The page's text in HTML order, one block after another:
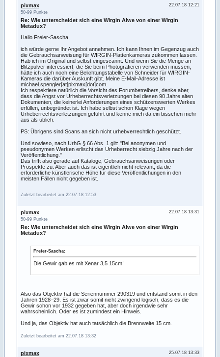
22.07.18 12:21
pixmax
50-99 Punkte
Re: Wie unterscheidet sich eine Wirgin Alwe von einer Wirgin
Metadux?
Hallo Freier-Sascha,
ich würde gerne Ihr Angebot annehmen. Ich kann Ihnen im Gegenzug auch
die Gebrauchsanweisung für WIRGIN-Plattenkameras zukommen lassen.
Hab ich im Original und selbst eingescannt. Und wenn Sie die Menge an
Blitzpulver interessiert, die Sie beim Photografieren verwenden müssen,
hätte ich auch noch eine Belichtungstabelle von Schneider für WIRGIN-
Kameras die darüber Auskunft gibt. Meine E-Mail-Adresse ist
michael.spengler[at]pixmax[dot]com.
Ich respektiere natürlich die Vorsicht des Forumbetreibers, denke aber,
dass die Angst vor Urheberrechtsverletzungen bei diesen 90 Jahre alten
Dokumenten, die keinerlei Anforderungen eines schützenswerten Werkes
erfüllen, unbegründet ist. Ich habe selbst schon Klage wegen
Urheberrechtsverletzungen geführt und kenne mich da ein bisschen mehr
aus als üblich.
PS: Übrigens sind Scans an sich nicht urhebverrechtlich geschützt.
Und sowieso, nach UrhG § 66 Abs. 1 gilt: "Bei anonymen und
pseudonymen Werken erlischt das Urheberrecht siebzig Jahre nach der
Veröffentlichung."
Das trifft also gerade auf Kataloge, Gebrauchsanweisungen oder
Prospekte zu. Aber auch das ist eigentlich nicht relevant, da die
erforderliche künstlerische Höhe für diese Veröffentlichungen in den
meisten Fällen nicht gegeben ist.
Zuletzt bearbeitet am 22.07.18 12:53
22.07.18 13:31
pixmax
50-99 Punkte
Re: Wie unterscheidet sich eine Wirgin Alwe von einer Wirgin
Metadux?
Freier-Sascha:
Die Gewir gab es mit Xenar 3,5 15cm!
Also das Objektiv hat die Seriennummer 290319 und entstand somit in den
Jahren 1928–29. Es ist zwar somit nicht zwingend logisch, dass es die
Gewir schon vor 1932 gegeben hat, aber doch irgendwie sehr
wahrscheinlich. Oder es ist zumindest ein Hinweis.
Und ja, das Objektiv hat auch tatsächlich die Brennweite 15 cm.
Zuletzt bearbeitet am 22.07.18 13:32
25.07.18 13:33
pixmax